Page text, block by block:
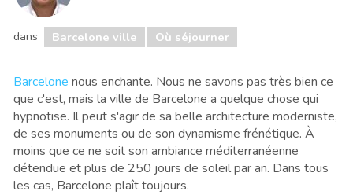
dans Barcelone ville Où séjourner
Barcelone nous enchante. Nous ne savons pas très bien ce
que c'est, mais la ville de Barcelone a quelque chose qui
hypnotise. Il peut s'agir de sa belle architecture moderniste,
de ses monuments ou de son dynamisme frénétique. À
moins que ce ne soit son ambiance méditerranéenne
détendue et plus de 250 jours de soleil par an. Dans tous
les cas, Barcelone plaît toujours.